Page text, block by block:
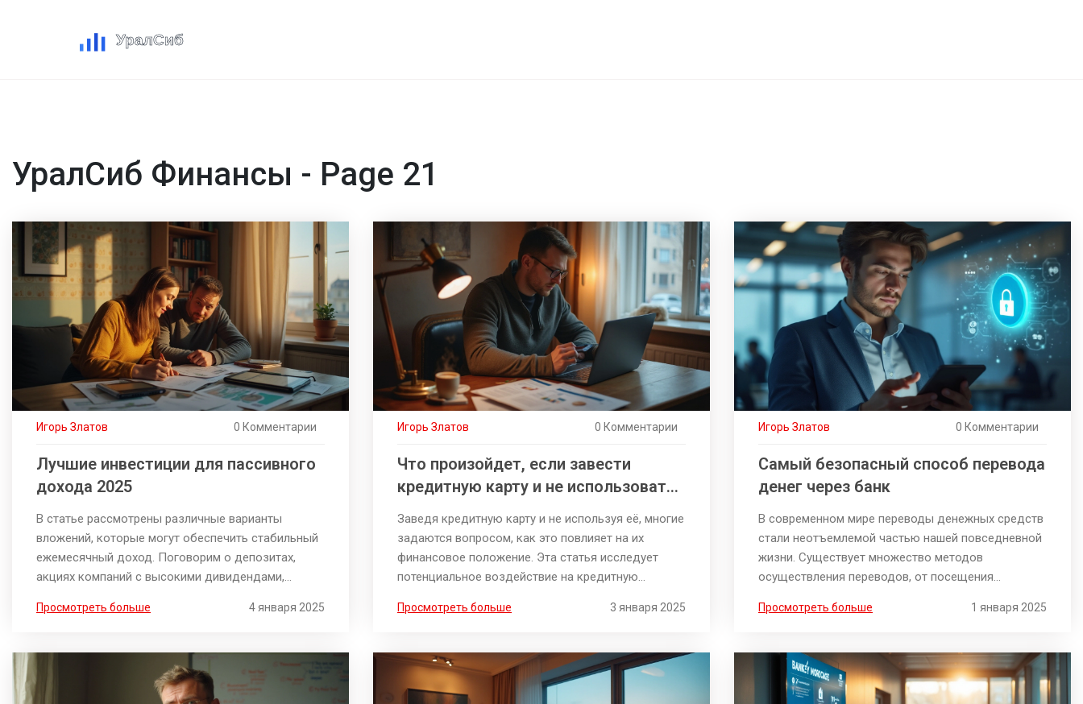
УралСиб Финансы - Page 21
Игорь Златов 0 Комментарии
Лучшие инвестиции для пассивного
дохода 2025
В статье рассмотрены различные варианты
вложений, которые могут обеспечить стабильный
ежемесячный доход. Поговорим о депозитах,
акциях компаний с высокими дивидендами,
фонды. Анализируем риски и преимущества
кто хочет начать инвестировать. Статья поможет
сделать осознанный выбор с учётом
индивидуальных финансовых целей и уровня
Просмотреть больше 4 января 2025
Игорь Златов 0 Комментарии
Что произойдет, если завести
кредитную карту и не использовать
её?
Заведя кредитную карту и не используя её, многие
задаются вопросом, как это повлияет на их
финансовое положение. Эта статья исследует
потенциальное воздействие на кредитную
как даже бездействие может отразиться на
недостатки могут возникнуть. Это возможно
стоит учитывать при планировании своих
финансов на будущее.
Просмотреть больше 3 января 2025
Игорь Златов 0 Комментарии
Самый безопасный способ перевода
денег через банк
В современном мире переводы денежных средств
стали неотъемлемой частью нашей повседневной
жизни. Существует множество методов
осуществления переводов, от посещения
приложений. В данной статье рассматриваются
даются советы по защите личной информации.
Узнайте, как свести к минимуму риски при
выполнении финансовых операций.
Просмотреть больше 1 января 2025